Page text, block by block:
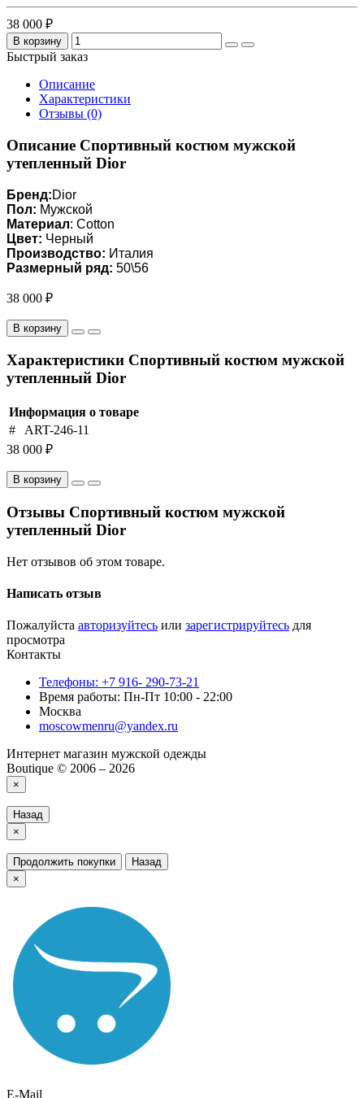
38 000 ₽
В корзину
Быстрый заказ
Описание
Характеристики
Отзывы (0)
Описание Спортивный костюм мужской
утепленный Dior
Бренд:Dior
Пол: Мужской
Материал: Cotton
Цвет: Черный
Производство: Италия
Размерный ряд: 50\56
38 000 ₽
В корзину
Характеристики Спортивный костюм мужской
утепленный Dior
Информация о товаре
#
ART-246-11
38 000 ₽
В корзину
Отзывы Спортивный костюм мужской
утепленный Dior
Нет отзывов об этом товаре.
Написать отзыв
Пожалуйста авторизуйтесь или зарегистрируйтесь для
просмотра
Контакты
Телефоны: +7 916- 290-73-21
Время работы: Пн-Пт 10:00 - 22:00
Москва
moscowmenru@yandex.ru
Интернет магазин мужской одежды
Boutique © 2006 – 2026
×
Назад
×
Продолжить покупки
Назад
×
E-Mail